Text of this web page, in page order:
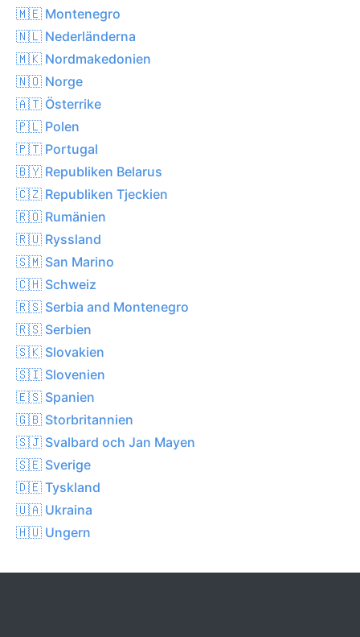
🇲🇪 Montenegro
🇳🇱 Nederländerna
🇲🇰 Nordmakedonien
🇳🇴 Norge
🇦🇹 Österrike
🇵🇱 Polen
🇵🇹 Portugal
🇧🇾 Republiken Belarus
🇨🇿 Republiken Tjeckien
🇷🇴 Rumänien
🇷🇺 Ryssland
🇸🇲 San Marino
🇨🇭 Schweiz
🇷🇸 Serbia and Montenegro
🇷🇸 Serbien
🇸🇰 Slovakien
🇸🇮 Slovenien
🇪🇸 Spanien
🇬🇧 Storbritannien
🇸🇯 Svalbard och Jan Mayen
🇸🇪 Sverige
🇩🇪 Tyskland
🇺🇦 Ukraina
🇭🇺 Ungern